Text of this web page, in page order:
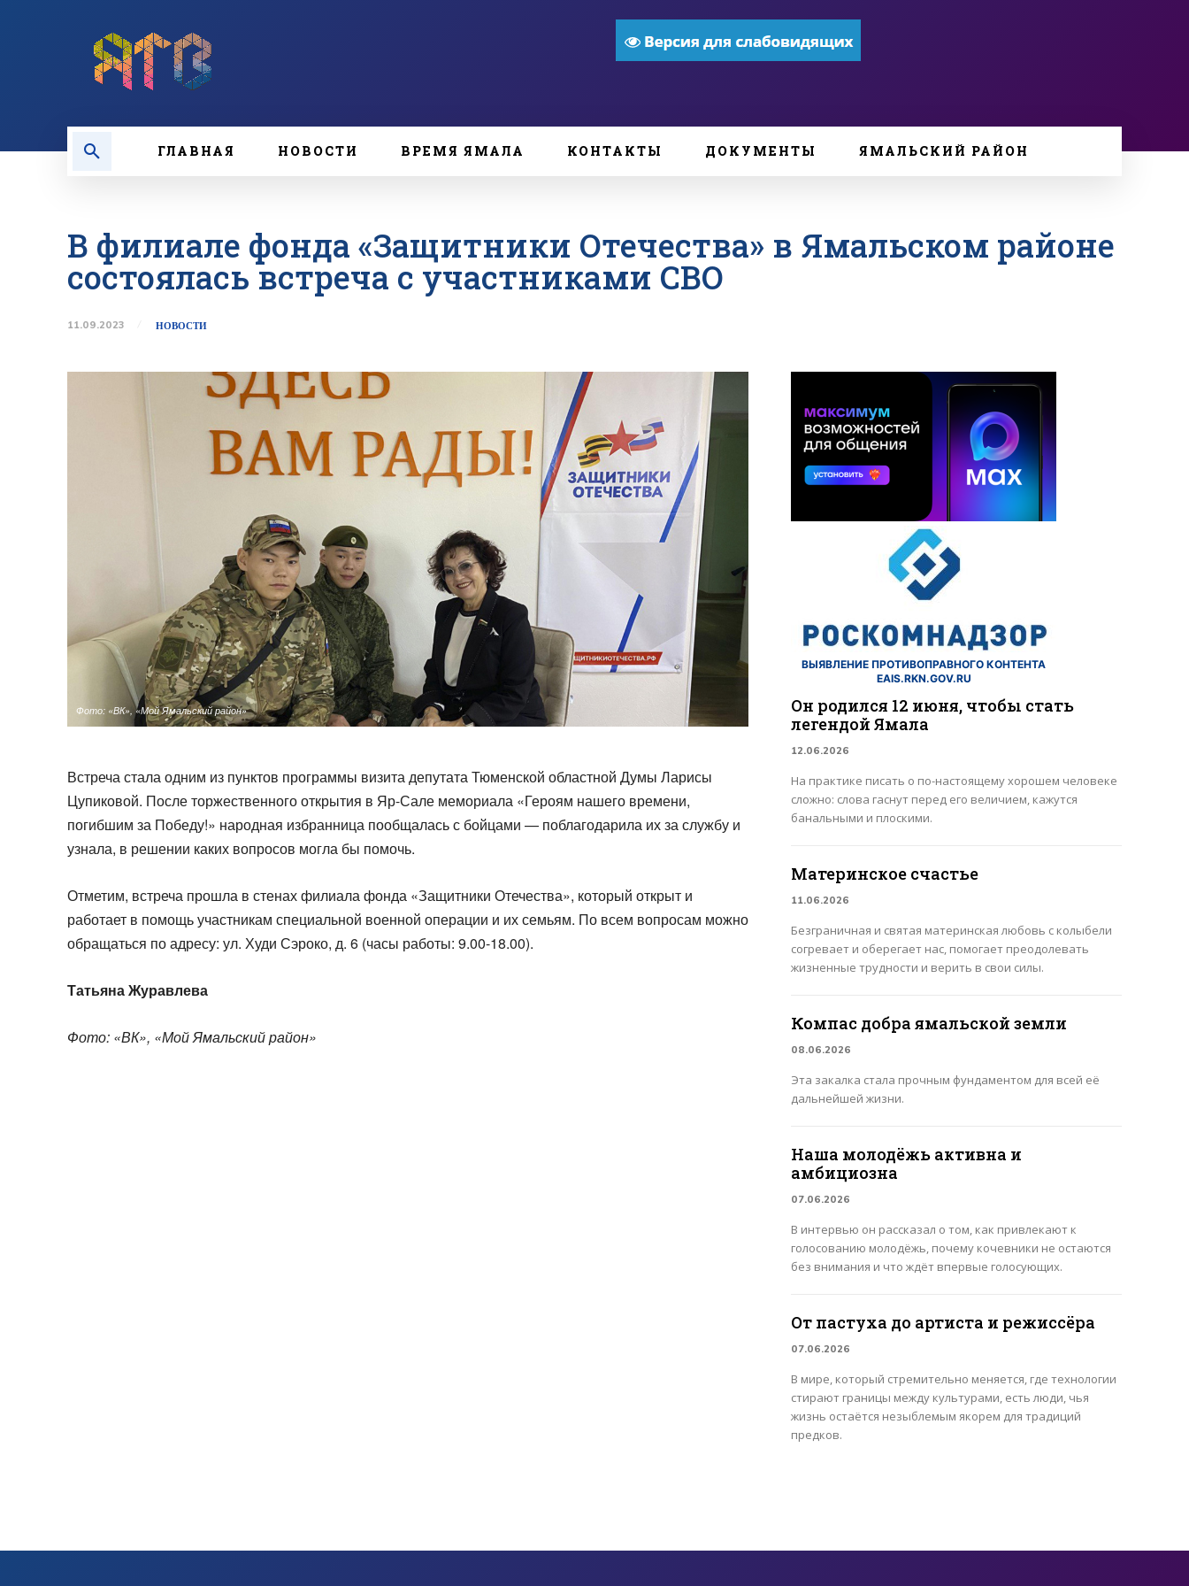
ГЛАВНАЯ НОВОСТИ ВРЕМЯ ЯМАЛА КОНТАКТЫ ДОКУМЕНТЫ ЯМАЛЬСКИЙ РАЙОН
В филиале фонда «Защитники Отечества» в Ямальском районе
состоялась встреча с участниками СВО
11.09.2023 НОВОСТИ
Фото: «ВК», «Мой Ямальский район»
Встреча стала одним из пунктов программы визита депутата Тюменской областной Думы Ларисы
Цупиковой. После торжественного открытия в Яр-Сале мемориала «Героям нашего времени,
погибшим за Победу!» народная избранница пообщалась с бойцами — поблагодарила их за службу и
узнала, в решении каких вопросов могла бы помочь.
Отметим, встреча прошла в стенах филиала фонда «Защитники Отечества», который открыт и
работает в помощь участникам специальной военной операции и их семьям. По всем вопросам можно
обращаться по адресу: ул. Худи Сэроко, д. 6 (часы работы: 9.00-18.00).
Татьяна Журавлева
Фото: «ВК», «Мой Ямальский район»
ВЫЯВЛЕНИЕ ПРОТИВОПРАВНОГО КОНТЕНТА
EAIS.RKN.GOV.RU
Он родился 12 июня, чтобы стать
легендой Ямала
12.06.2026
На практике писать о по-настоящему хорошем человеке
сложно: слова гаснут перед его величием, кажутся
банальными и плоскими.
Материнское счастье
11.06.2026
Безграничная и святая материнская любовь с колыбели
согревает и оберегает нас, помогает преодолевать
жизненные трудности и верить в свои силы.
Компас добра ямальской земли
08.06.2026
Эта закалка стала прочным фундаментом для всей её
дальнейшей жизни.
Наша молодёжь активна и
амбициозна
07.06.2026
В интервью он рассказал о том, как привлекают к
голосованию молодёжь, почему кочевники не остаются
без внимания и что ждёт впервые голосующих.
От пастуха до артиста и режиссёра
07.06.2026
В мире, который стремительно меняется, где технологии
стирают границы между культурами, есть люди, чья
жизнь остаётся незыблемым якорем для традиций
предков.